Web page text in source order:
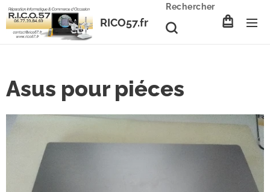
RICO57.fr
Rechercher
Asus pour piéces